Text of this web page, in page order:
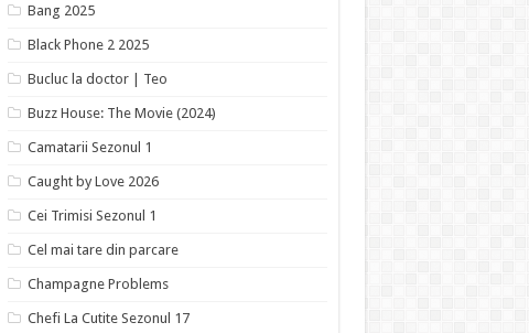
Bang 2025
Black Phone 2 2025
Bucluc la doctor | Teo
Buzz House: The Movie (2024)
Camatarii Sezonul 1
Caught by Love 2026
Cei Trimisi Sezonul 1
Cel mai tare din parcare
Champagne Problems
Chefi La Cutite Sezonul 17